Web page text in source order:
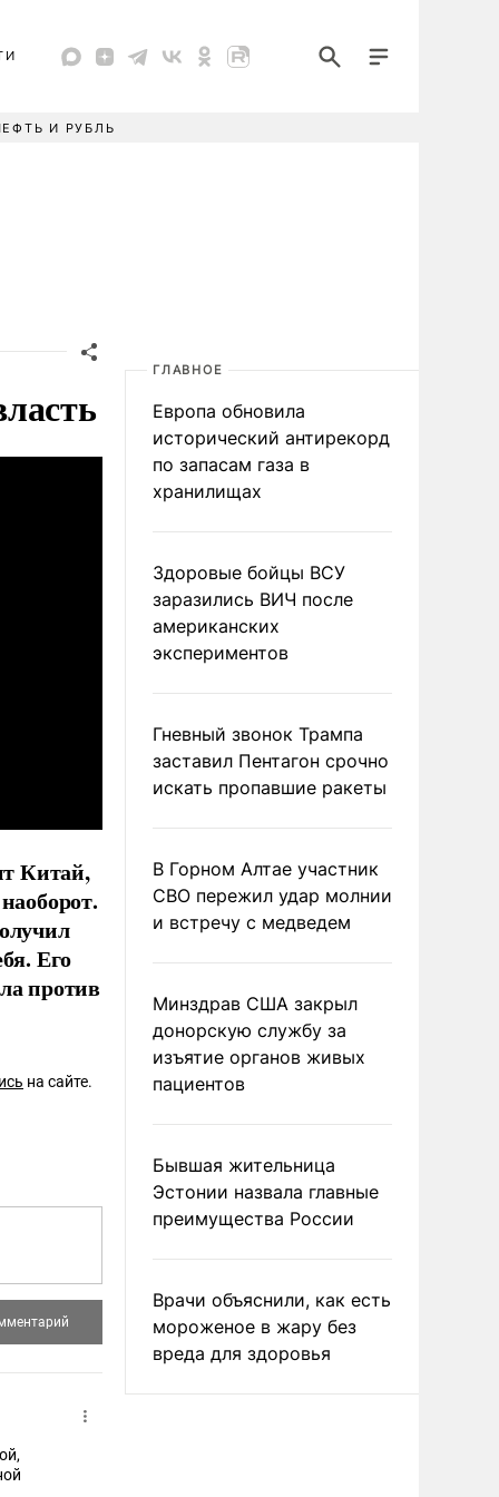
И РУБЛЬ
Китай,
Его
против
на сайте.
ГЛАВНОЕ
Европа обновила
исторический антирекорд
по запасам газа в
хранилищах
Здоровые бойцы ВСУ
заразились ВИЧ после
американских
экспериментов
Гневный звонок Трампа
заставил Пентагон срочно
искать пропавшие ракеты
В Горном Алтае участник
СВО пережил удар молнии
и встречу с медведем
Минздрав США закрыл
донорскую службу за
изъятие органов живых
пациентов
Бывшая жительница
Эстонии назвала главные
преимущества России
Врачи объяснили, как есть
мороженое в жару без
вреда для здоровья